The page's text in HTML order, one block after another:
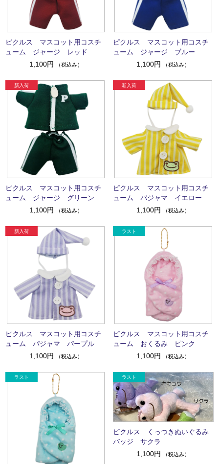
ピクルス マスコット用コスチ
ューム ジャージ レッド
1,100円
（税込み）
ピクルス マスコット用コスチ
ューム ジャージ ブルー
1,100円
（税込み）
ピクルス マスコット用コスチ
ューム ジャージ グリーン
1,100円
（税込み）
ピクルス マスコット用コスチ
ューム パジャマ イエロー
1,100円
（税込み）
ピクルス マスコット用コスチ
ューム パジャマ パープル
1,100円
（税込み）
ピクルス マスコット用コスチ
ューム おくるみ ピンク
1,100円
（税込み）
ピクルス くっつきぬいぐるみ
バッジ サクラ
1,100円
（税込み）